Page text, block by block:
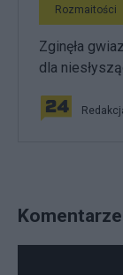
Rozmaitości
Zginęła
dla
Komentarze